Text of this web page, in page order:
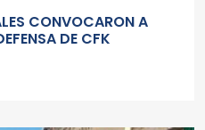
CONVOCARON A
DE CFK